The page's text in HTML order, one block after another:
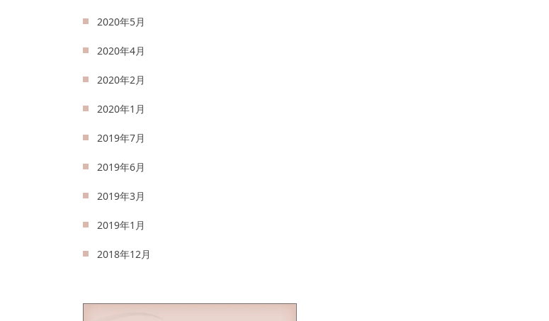
2020年5月
2020年4月
2020年2月
2020年1月
2019年7月
2019年6月
2019年3月
2019年1月
2018年12月